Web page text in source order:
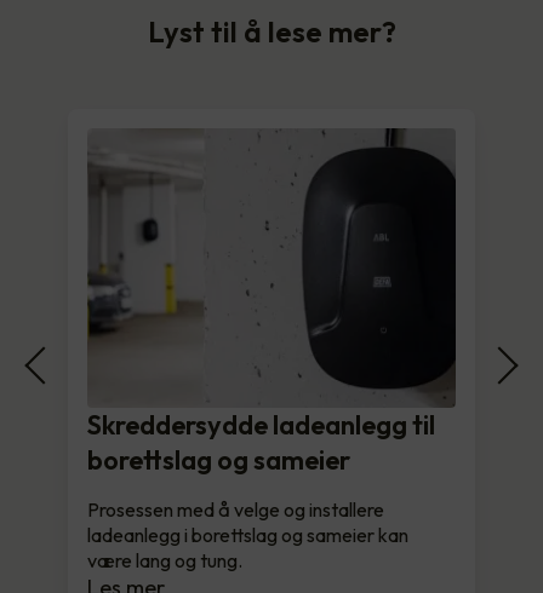
Lyst til å lese mer?
Skreddersydde ladeanlegg til
borettslag og sameier
Prosessen med å velge og installere
ladeanlegg i borettslag og sameier kan
være lang og tung.